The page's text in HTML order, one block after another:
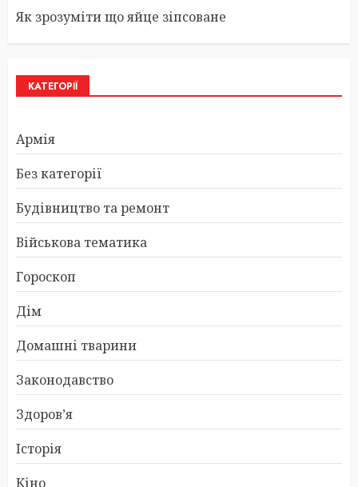
Як зрозуміти що яйце зіпсоване
КАТЕГОРІЇ
Армія
Без категорії
Будівництво та ремонт
Військова тематика
Гороскоп
Дім
Домашні тварини
Законодавство
Здоров’я
Історія
Кіно